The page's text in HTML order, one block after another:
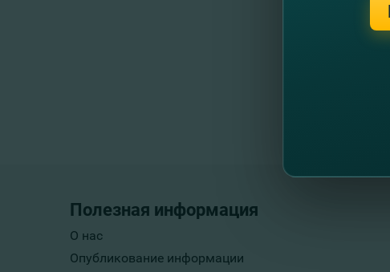
Полезная информация
О нас
Опубликование информации